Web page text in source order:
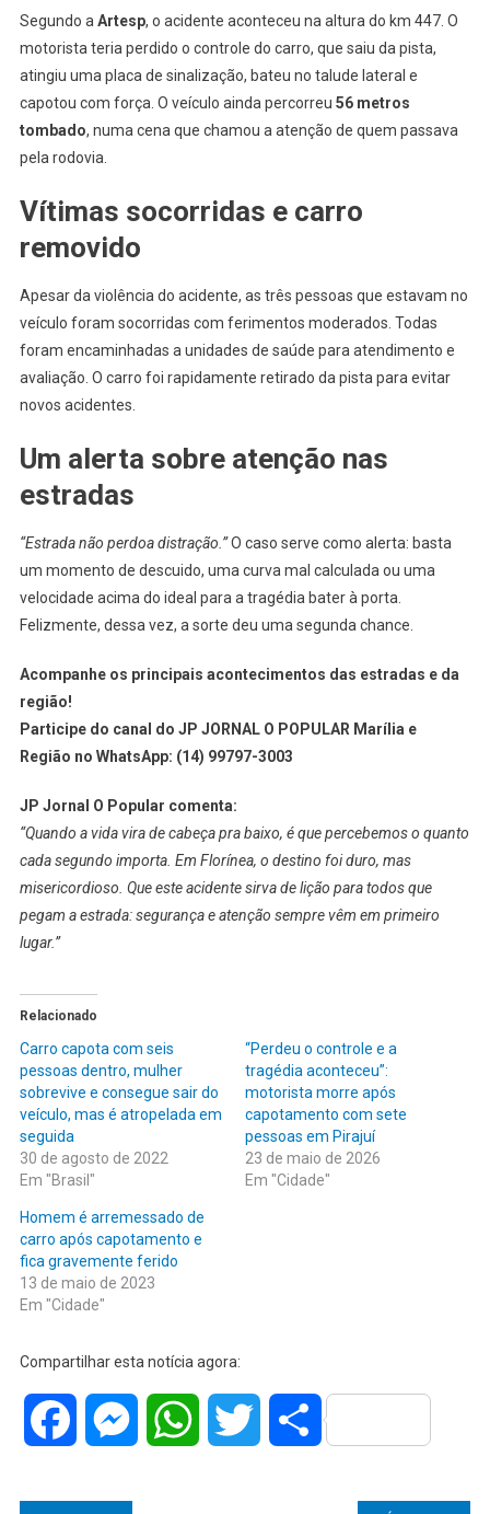
Segundo a Artesp, o acidente aconteceu na altura do km 447. O
motorista teria perdido o controle do carro, que saiu da pista,
atingiu uma placa de sinalização, bateu no talude lateral e
capotou com força. O veículo ainda percorreu 56 metros
tombado, numa cena que chamou a atenção de quem passava
pela rodovia.
Vítimas socorridas e carro
removido
Apesar da violência do acidente, as três pessoas que estavam no
veículo foram socorridas com ferimentos moderados. Todas
foram encaminhadas a unidades de saúde para atendimento e
avaliação. O carro foi rapidamente retirado da pista para evitar
novos acidentes.
Um alerta sobre atenção nas
estradas
“Estrada não perdoa distração.”O caso serve como alerta: basta
um momento de descuido, uma curva mal calculada ou uma
velocidade acima do ideal para a tragédia bater à porta.
Felizmente, dessa vez, a sorte deu uma segunda chance.
Acompanhe os principais acontecimentos das estradas e da
região!
Participe do canal do JP JORNAL O POPULAR Marília e
Região no WhatsApp: (14) 99797-3003
JP Jornal O Popular comenta:
“Quando a vida vira de cabeça pra baixo, é que percebemos o quanto
cada segundo importa. Em Florínea, o destino foi duro, mas
misericordioso. Que este acidente sirva de lição para todos que
pegam a estrada: segurança e atenção sempre vêm em primeiro
lugar.”
Relacionado
Carro capota com seis
pessoas dentro, mulher
sobrevive e consegue sair do
veículo, mas é atropelada em
seguida
30 de agosto de 2022
Em "Brasil"
“Perdeu o controle e a
tragédia aconteceu”:
motorista morre após
capotamento com sete
pessoas em Pirajuí
23 de maio de 2026
Em "Cidade"
Homem é arremessado de
carro após capotamento e
fica gravemente ferido
13 de maio de 2023
Em "Cidade"
Compartilhar esta notícia agora:
Facebook MessengerWhatsAppTwitter Share